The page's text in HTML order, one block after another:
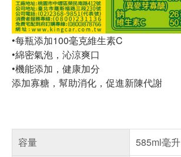
•每瓶添加100毫克維生素C
•綿密氣泡，沁涼爽口
•機能添加，健康加分
添加寡糖，幫助消化，促進新陳代謝
容量
585ml毫升